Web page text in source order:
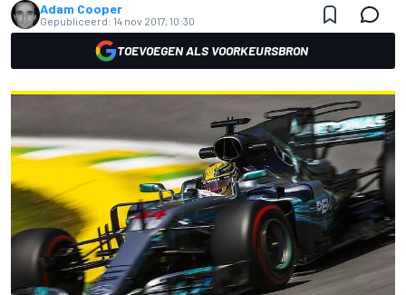
Adam Cooper
Gepubliceerd: 14 nov 2017, 10:30
TOEVOEGEN ALS VOORKEURSBRON